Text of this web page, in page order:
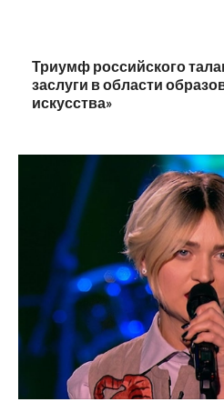
Триумф российского
заслуги в области
искусства»